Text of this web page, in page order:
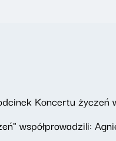
Koncertu życzeń
współprowadzili: